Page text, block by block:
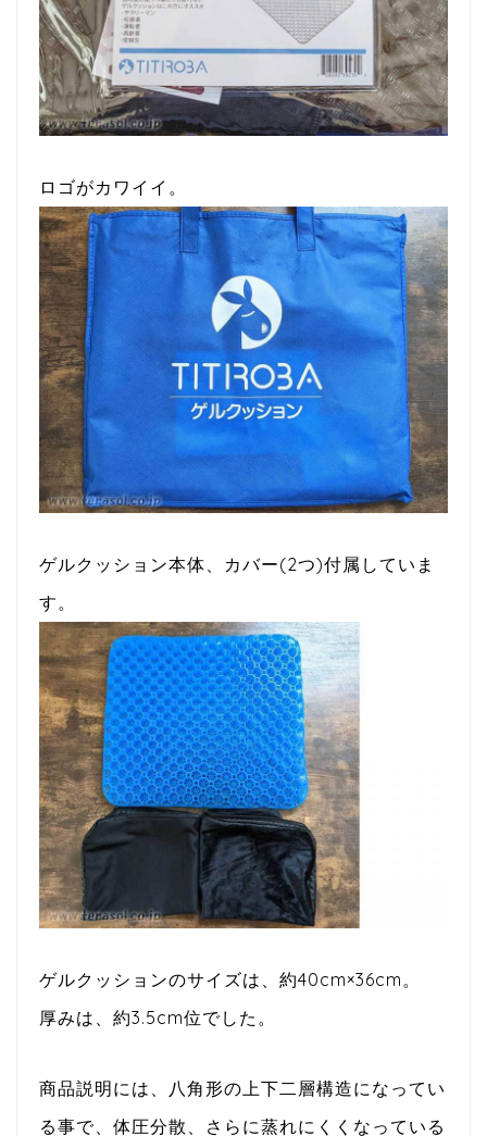
ロゴがカワイイ。
ゲルクッション本体、カバー(2つ)付属していま
す。
ゲルクッションのサイズは、約40cm×36cm。
厚みは、約3.5cm位でした。
商品説明には、八角形の上下二層構造になってい
る事で、体圧分散、さらに蒸れにくくなっている